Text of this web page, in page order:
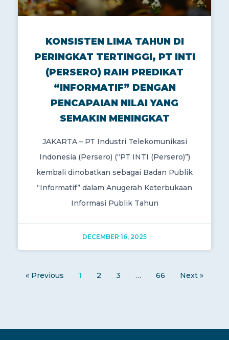
KONSISTEN LIMA TAHUN DI
PERINGKAT TERTINGGI, PT INTI
(PERSERO) RAIH PREDIKAT
“INFORMATIF” DENGAN
PENCAPAIAN NILAI YANG
SEMAKIN MENINGKAT
JAKARTA – PT Industri Telekomunikasi
Indonesia (Persero) (“PT INTI (Persero)”)
kembali dinobatkan sebagai Badan Publik
“Informatif” dalam Anugerah Keterbukaan
Informasi Publik Tahun
DECEMBER 16, 2025
« Previous 1 2 3 … 66 Next »